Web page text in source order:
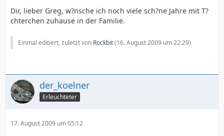
Dir, lieber Greg, w?nsche ich noch viele sch?ne Jahre mit T?
chterchen zuhause in der Familie.
Einmal editiert, zuletzt von Rockbit(16. August 2009 um 22:29)
der_koelner
Erleuchteter
17. August 2009 um 05:12